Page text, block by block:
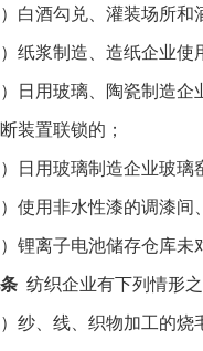
）白酒勾兑、灌装场所
）纸浆制造、造纸企业
）日用玻璃、陶瓷制造
装置联锁的；
）日用玻璃制造企业玻
）使用非水性漆的调漆
）锂离子电池储存仓库
纺织企业有下列情形
）纱、线、织物加工的